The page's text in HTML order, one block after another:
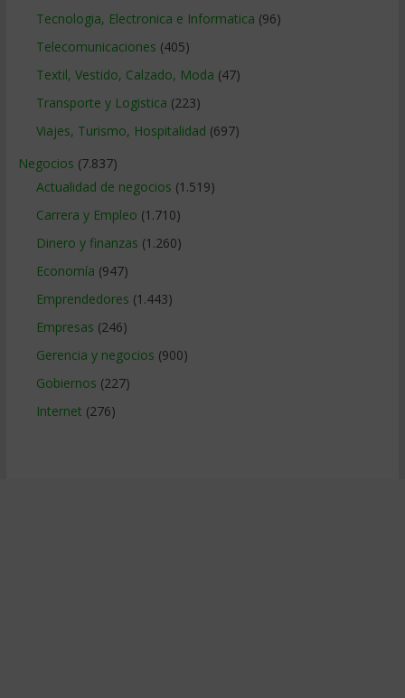
Tecnologia, Electronica e Informatica (96)
Telecomunicaciones (405)
Textil, Vestido, Calzado, Moda (47)
Transporte y Logistica (223)
Viajes, Turismo, Hospitalidad (697)
Negocios (7.837)
Actualidad de negocios (1.519)
Carrera y Empleo (1.710)
Dinero y finanzas (1.260)
Economía (947)
Emprendedores (1.443)
Empresas (246)
Gerencia y negocios (900)
Gobiernos (227)
Internet (276)